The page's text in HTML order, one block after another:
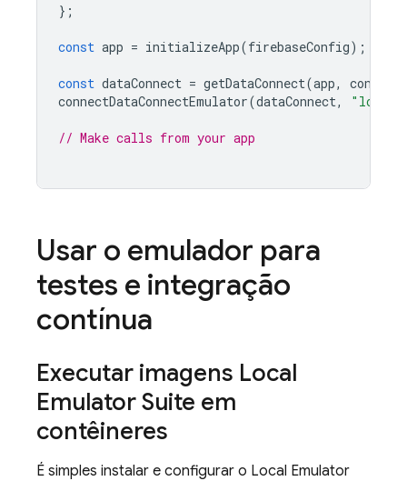
};
const app = initializeApp(firebaseConfig);
const dataConnect = getDataConnect(app,
connectDataConnectEmulator(dataConnect,
// Make calls from your app
Usar o emulador para
testes e integração
contínua
Executar imagens Local
Emulator Suite em
contêineres
É simples instalar e configurar o Local Emulator